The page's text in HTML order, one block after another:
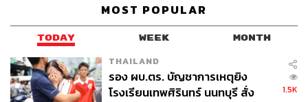
TAGS: Rap is Now แรปเปอร์ Workpoint
Workpoint 23
สงคราม ส่งด่วน
MOST POPULAR
TODAY WEEK MONTH
THAILAND
รอง ผบ.ตร. บัญชาการเหตุยิง
โรงเรียนเทพศิรินทร์ นนทบุรี สั่ง
1.5K